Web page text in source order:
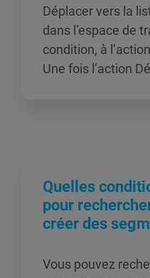
Déplacer vers la
dans l’espace de
condition, à
Une fois l’action
Quelles
pour
créer des
Vous pouvez